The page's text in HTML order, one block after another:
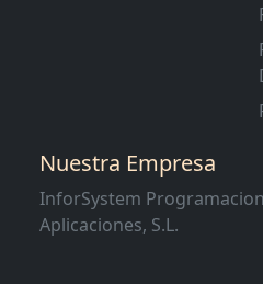
Nuestra Empresa
InforSystem
Aplicaciones, S.L.